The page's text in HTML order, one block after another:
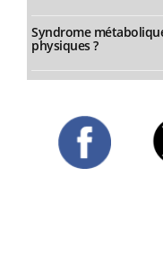
Syndrome
physiques ?